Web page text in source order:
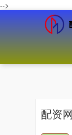
-->
配资